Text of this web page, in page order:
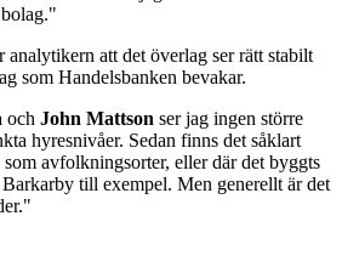
analytikern att det överlag ser rätt stabilt
som Handelsbanken bevakar.
och John Mattson ser jag ingen större
hyresnivåer. Sedan finns det såklart
avfolkningsorter, eller där det byggts
till exempel. Men generellt är det